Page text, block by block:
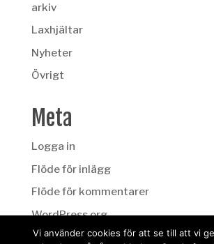
arkiv
Laxhjältar
Nyheter
Övrigt
Meta
Logga in
Flöde för inlägg
Flöde för kommentarer
WordPress.org
Vi använder cookies för att se till att vi